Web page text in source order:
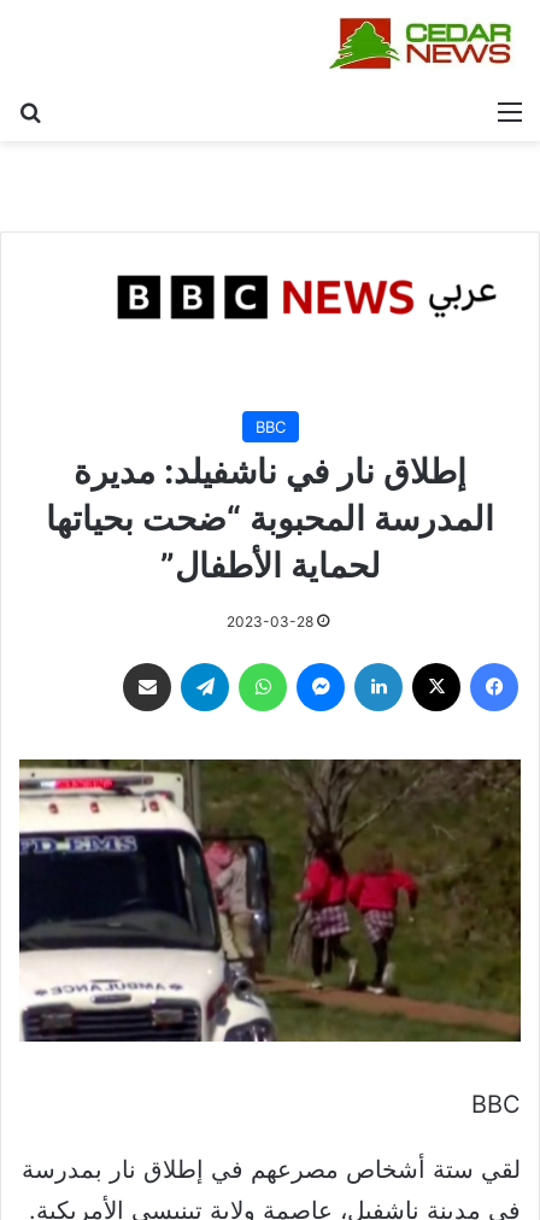
القائمة
BBC
إطلاق نار في ناشفيلد: مديرة
المدرسة المحبوبة “ضحت بحياتها
لحماية الأطفال”
2023-03-28
فيسبوك لينكدإن ماسنجر واتساب تيلقرام
BBC
لقي ستة أشخاص مصرعهم في إطلاق نار بمدرسة
في مدينة ناشفيل، عاصمة ولاية تينيسي الأمريكية.